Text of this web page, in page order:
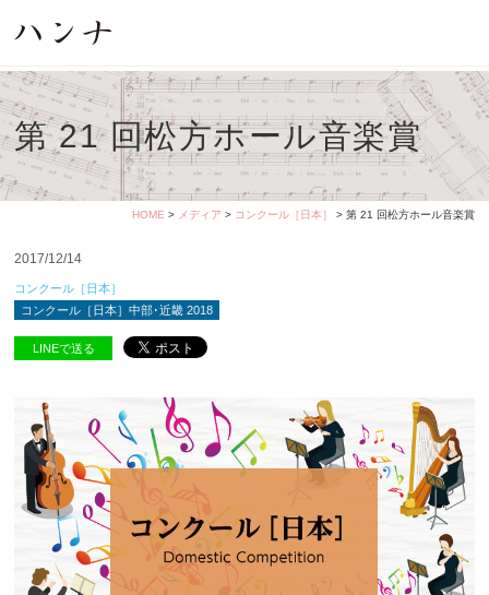
第 21 回松方ホール音楽賞
HOME > メディア > コンクール［日本］ > 第 21 回松方ホール音楽賞
2017/12/14
コンクール［日本］
コンクール［日本］中部･近畿 2018
LINEで送る